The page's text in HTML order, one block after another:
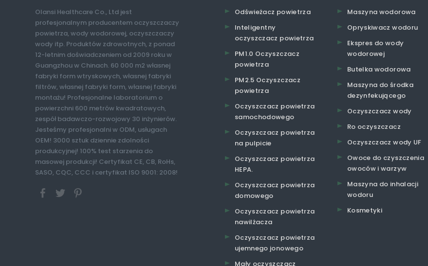
Olansi Healthcare Co., Ltd jest
profesjonalnym producentem oczyszczaczy
powietrza, wody wodorowej, oczyszczaczy
wody itp. Produktów zdrowotnych, z ponad
12-letnim doświadczeniem od 2009 roku w
Guangzhou w Chinach. 60 000 m2 własnej
fabryki form wtryskowych, własnej fabryki
filtrów, własnej fabryki form, własnej fabryki
montażu! Profesjonalne laboratorium o
powierzchni 600 metrów kwadratowych,
zespół badawczo-rozwojowy 30 inżynierów.
Jesteśmy profesjonalni w ODM, usługach
OEM! 3000 sztuk dziennie zdolności
produkcyjnej! 100% test starzenia do
masowej produkcji! Certyfikat CE, CB, RoHs,
SASO, CQC, CCC i certyfikat ISO 9001: 2008!
Odświeżacz powietrza
Inteligentny
oczyszczacz powietrza
PM1.0 Oczyszczacz
powietrza
PM2.5 Oczyszczacz
powietrza
Oczyszczacz powietrza
samochodowego
Oczyszczacz powietrza
na pulpicie
Oczyszczacz powietrza
HEPA.
Oczyszczacz powietrza
domowego
Oczyszczacz powietrza
nawilżacza
Oczyszczacz powietrza
ujemnego jonowego
Mały oczyszczacz
Maszyna wodorowa
Opryskiwacz wodoru
Ekspres do wody
wodorowej
Butelka wodorowa
Maszyna do środka
dezynfekującego
Oczyszczacz wody
Ro oczyszczacz
Oczyszczacz wody UF
Owoce do czyszczenia
owoców i warzyw
Maszyna do inhalacji
wodoru
Kosmetyki